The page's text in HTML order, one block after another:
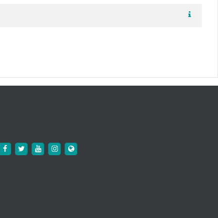
https://www.facebook.com/cucienega.oficial
https://twitter.com/cuci_oficial
https://www.youtube.com/c/
http://www.instagram.com/cuci_udeg